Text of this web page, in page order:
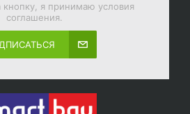
я принимаю условия
соглашения.